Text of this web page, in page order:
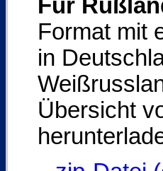
Für
Format mit
in
Übersicht